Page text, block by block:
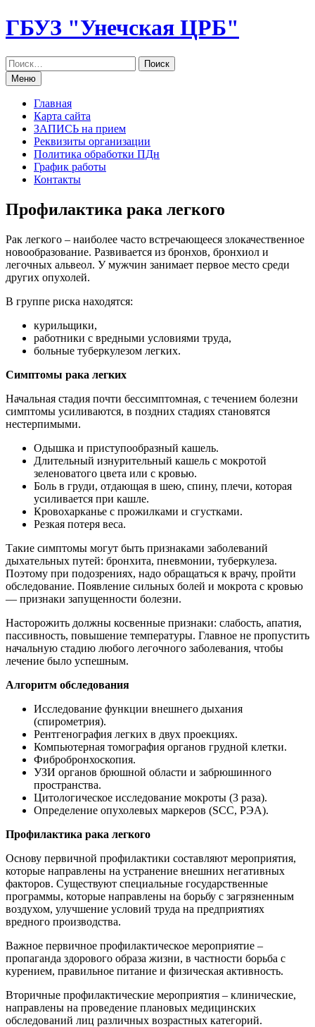
Перейти
к
ГБУЗ "Унечская ЦРБ"
Меню
Главная
Карта сайта
ЗАПИСЬ на прием
Реквизиты организации
Политика обработки ПДн
График работы
Контакты
Профилактика рака легкого
Рак легкого – наиболее часто встречающееся злокачественное
новообразование. Развивается из бронхов, бронхиол и
легочных альвеол. У мужчин занимает первое место среди
других опухолей.
В группе риска находятся:
курильщики,
работники с вредными условиями труда,
больные туберкулезом легких.
Симптомы рака легких
Начальная стадия почти бессимптомная, с течением болезни
симптомы усиливаются, в поздних стадиях становятся
нестерпимыми.
Одышка и приступообразный кашель.
Длительный изнурительный кашель с мокротой
зеленоватого цвета или с кровью.
Боль в груди, отдающая в шею, спину, плечи, которая
усиливается при кашле.
Кровохарканье с прожилками и сгустками.
Резкая потеря веса.
Такие симптомы могут быть признаками заболеваний
дыхательных путей: бронхита, пневмонии, туберкулеза.
Поэтому при подозрениях, надо обращаться к врачу, пройти
обследование. Появление сильных болей и мокрота с кровью
— признаки запущенности болезни.
Насторожить должны косвенные признаки: слабость, апатия,
пассивность, повышение температуры. Главное не пропустить
начальную стадию любого легочного заболевания, чтобы
лечение было успешным.
Алгоритм обследования
Исследование функции внешнего дыхания
(спирометрия).
Рентгенография легких в двух проекциях.
Компьютерная томография органов грудной клетки.
Фибробронхоскопия.
УЗИ органов брюшной области и забрюшинного
пространства.
Цитологическое исследование мокроты (3 раза).
Определение опухолевых маркеров (SCC, РЭА).
Профилактика рака легкого
Основу первичной профилактики составляют мероприятия,
которые направлены на устранение внешних негативных
факторов. Существуют специальные государственные
программы, которые направлены на борьбу с загрязненным
воздухом, улучшение условий труда на предприятиях
вредного производства.
Важное первичное профилактическое мероприятие –
пропаганда здорового образа жизни, в частности борьба с
курением, правильное питание и физическая активность.
Вторичные профилактические мероприятия – клинические,
направлены на проведение плановых медицинских
обследований лиц различных возрастных категорий.